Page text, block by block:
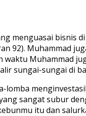
menguasai bisnis
92). Muhammad
Muhammad
sungai-sungai di
sangat subur
itu dan